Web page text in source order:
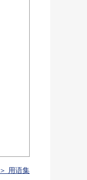
＞ 用语集